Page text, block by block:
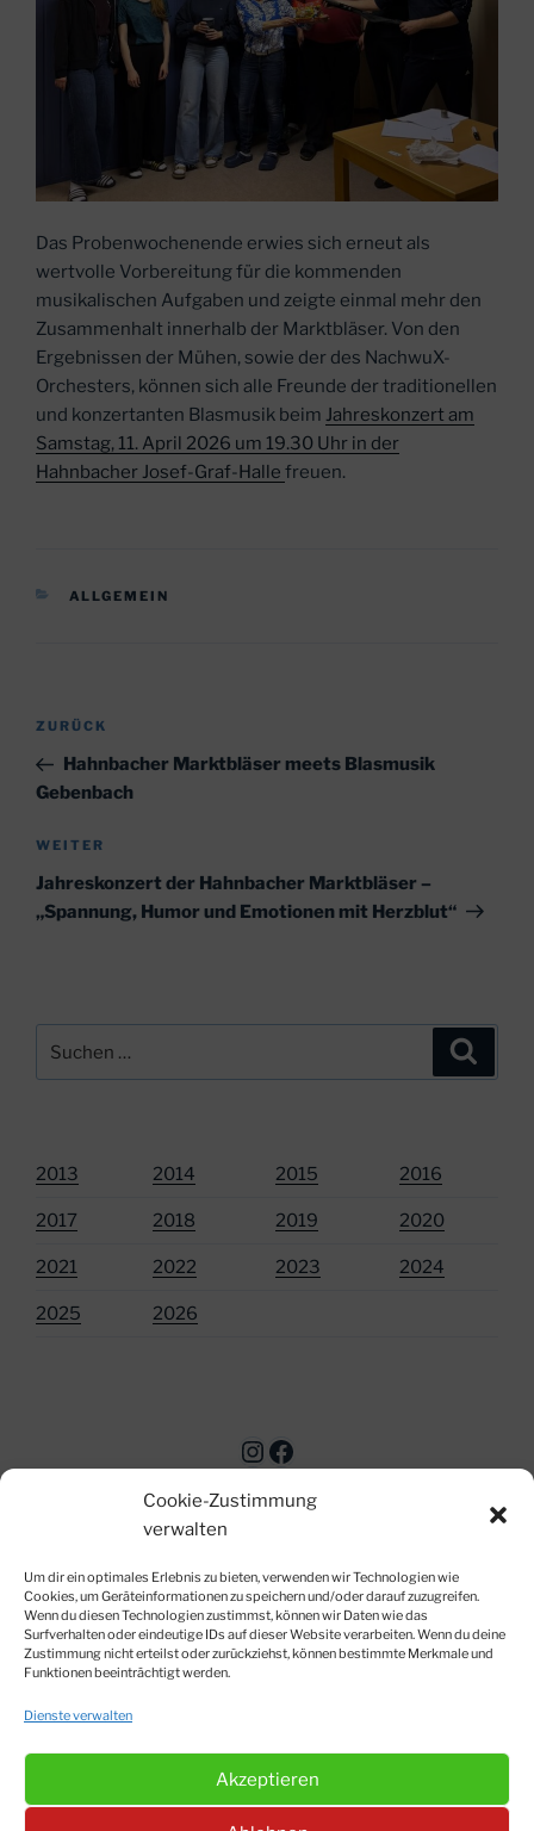
Cookie-Zustimmung
verwalten
Um dir ein optimales Erlebnis zu bieten, verwenden wir Technologien wie
Cookies, um Geräteinformationen zu speichern und/oder darauf zuzugreifen.
Wenn du diesen Technologien zustimmst, können wir Daten wie das
Surfverhalten oder eindeutige IDs auf dieser Website verarbeiten. Wenn du deine
Zustimmung nicht erteilst oder zurückziehst, können bestimmte Merkmale und
Funktionen beeinträchtigt werden.
Dienste verwalten
Akzeptieren
Das Probenwochenende erwies sich erneut als
wertvolle Vorbereitung für die kommenden
musikalischen Aufgaben und zeigte einmal mehr den
Zusammenhalt innerhalb der Marktbläser. Von den
Ergebnissen der Mühen, sowie der des NachwuX-
Orchesters, können sich alle Freunde der traditionellen
und konzertanten Blasmusik beim Jahreskonzert am
Samstag, 11. April 2026 um 19.30 Uhr in der
Hahnbacher Josef-Graf-Halle freuen.
KATEGORIEN
ALLGEMEIN
Beitragsnavigation
Vorheriger
Beitrag
ZURÜCK
Hahnbacher Marktbläser meets Blasmusik
Gebenbach
Nächster
Beitrag
WEITER
Jahreskonzert der Hahnbacher Marktbläser –
„Spannung, Humor und Emotionen mit Herzblut“
nach:
2013 2014 2015 2016
2017 2018 2019 2020
2021 2022 2023 2024
2025 2026
Instagram
Facebook
© Matthias Siegert-Strobl 2012-2026
Impressum|Datenschutzerklärung